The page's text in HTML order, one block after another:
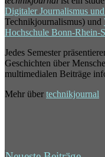
Digitaler Journalismus
Technikjournalismus) und
Hochschule Bonn-Rhein-
Jedes Semester
Geschichten über
multimedialen Beiträge
Mehr über technikjournal